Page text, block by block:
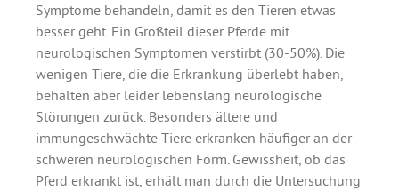
Symptome behandeln, damit es den Tieren etwas
besser geht. Ein Großteil dieser Pferde mit
neurologischen Symptomen verstirbt (30-50%). Die
wenigen Tiere, die die Erkrankung überlebt haben,
behalten aber leider lebenslang neurologische
Störungen zurück. Besonders ältere und
immungeschwächte Tiere erkranken häufiger an der
schweren neurologischen Form. Gewissheit, ob das
Pferd erkrankt ist, erhält man durch die Untersuchung